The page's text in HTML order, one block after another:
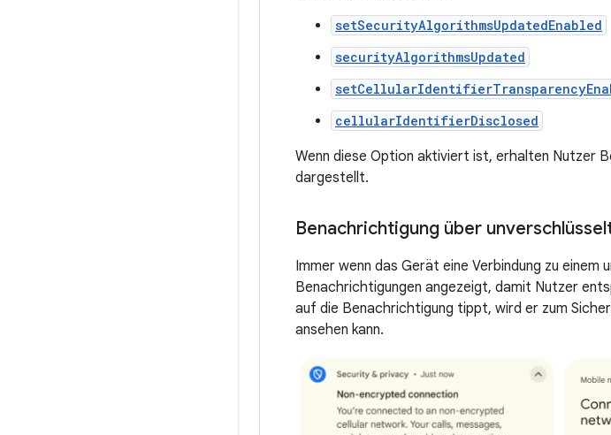
setSecurityAlgorithmsUpdatedEnabled
securityAlgorithmsUpdated
cellularIdentifierDisclosed
Wenn diese Option aktiviert ist, erhalten Nutzer
dargestellt.
Benachrichtigung über
Immer wenn das Gerät eine Verbindung zu
Benachrichtigungen angezeigt, damit Nutzer
auf die Benachrichtigung tippt, wird er zum
ansehen kann.